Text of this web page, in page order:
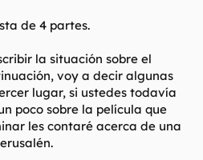
de 4 partes.
la situación sobre el
voy a decir algunas
lugar, si ustedes todavía
poco sobre la película que
les contaré acerca de una